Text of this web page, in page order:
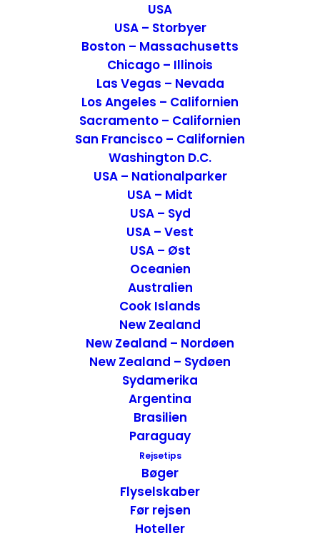
USA
USA – Storbyer
Boston – Massachusetts
Chicago – Illinois
Las Vegas – Nevada
Los Angeles – Californien
Sacramento – Californien
San Francisco – Californien
Washington D.C.
USA – Nationalparker
USA – Midt
USA – Syd
USA – Vest
USA – Øst
Oceanien
Australien
Cook Islands
New Zealand
New Zealand – Nordøen
New Zealand – Sydøen
Sydamerika
Argentina
Brasilien
Paraguay
Rejsetips
Bøger
Flyselskaber
Før rejsen
Hoteller
Hvalsafari fra Cape Cod – Massachusetts, USA
USA - Øst
Cape Cod National Seashore ved Atlanterhavet –
USA - Nationalparker